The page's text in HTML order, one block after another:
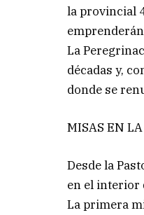
la provincial
La
décadas y,
donde se
MISAS EN
Desde la
en el interior
La primera